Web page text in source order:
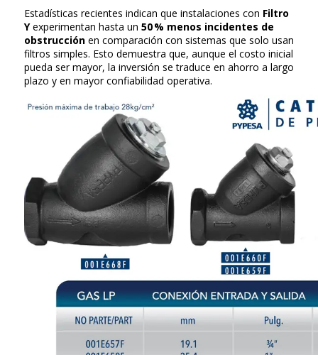
Estadísticas recientes indican que instalaciones con Filtro
Yexperimentan hasta un 50 % menos incidentes de
obstrucción en comparación con sistemas que solo usan
filtros simples. Esto demuestra que, aunque el costo inicial
pueda ser mayor, la inversión se traduce en ahorro a largo
plazo y en mayor confiabilidad operativa.